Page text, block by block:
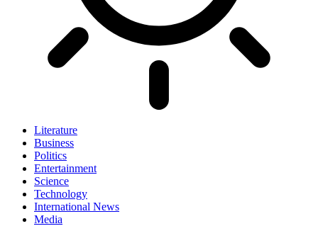
Literature
Business
Politics
Entertainment
Science
Technology
International News
Media